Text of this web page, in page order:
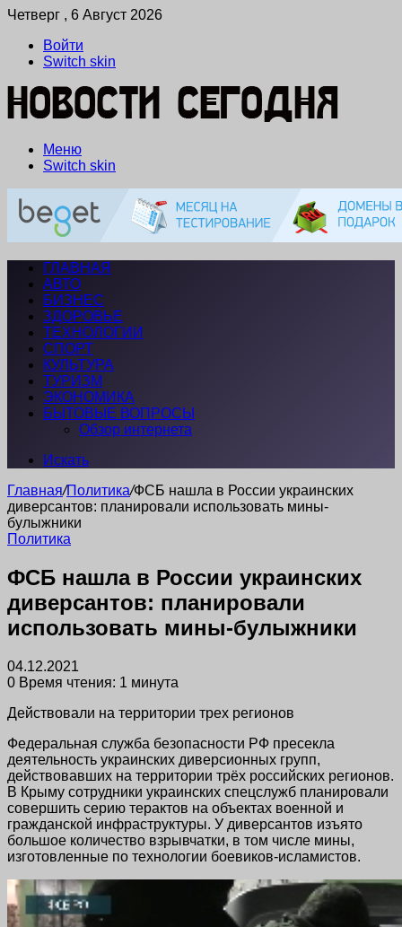
Четверг , 6 Август 2026
Войти
Switch skin
Меню
Switch skin
ГЛАВНАЯ
АВТО
БИЗНЕС
ЗДОРОВЬЕ
ТЕХНОЛОГИИ
СПОРТ
КУЛЬТУРА
ТУРИЗМ
ЭКОНОМИКА
БЫТОВЫЕ ВОПРОСЫ
Обзор интернета
Искать
Главная/Политика/ФСБ нашла в России украинских
диверсантов: планировали использовать мины-
булыжники
Политика
ФСБ нашла в России украинских
диверсантов: планировали
использовать мины-булыжники
04.12.2021
0 Время чтения: 1 минута
Действовали на территории трех регионов
Федеральная служба безопасности РФ пресекла
деятельность украинских диверсионных групп,
действовавших на территории трёх российских регионов.
В Крыму сотрудники украинских спецслужб планировали
совершить серию терактов на объектах военной и
гражданской инфраструктуры. У диверсантов изъято
большое количество взрывчатки, в том числе мины,
изготовленные по технологии боевиков-исламистов.